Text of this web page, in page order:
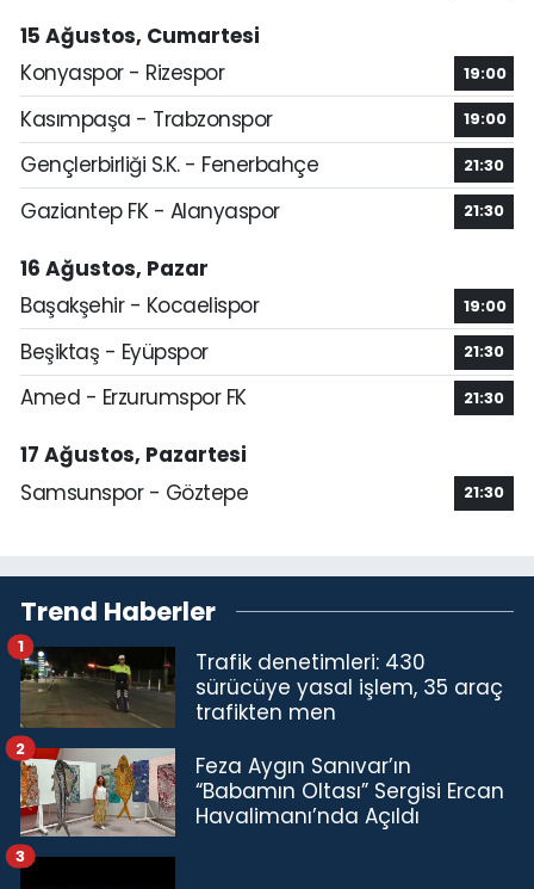
15 Ağustos, Cumartesi
Konyaspor - Rizespor
19:00
Kasımpaşa - Trabzonspor 19:00
Gençlerbirliği S.K. - Fenerbahçe 21:30
Gaziantep FK - Alanyaspor 21:30
16 Ağustos, Pazar
Başakşehir - Kocaelispor
19:00
Beşiktaş - Eyüpspor 21:30
Amed - Erzurumspor FK 21:30
17 Ağustos, Pazartesi
Samsunspor - Göztepe
21:30
Trend Haberler
Trafik denetimleri: 430
sürücüye yasal işlem, 35 araç
trafikten men
1
Feza Aygın Sanıvar’ın
“Babamın Oltası” Sergisi Ercan
Havalimanı’nda Açıldı
2
3